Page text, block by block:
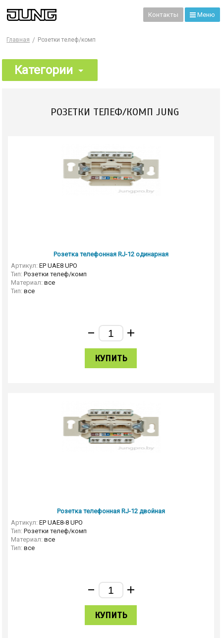
Контакты Меню
Главная Розетки телеф/комп
Категории
РОЗЕТКИ ТЕЛЕФ/КОМП JUNG
Розетка телефонная RJ-12 одинарная
Артикул: EP UAE8 UPO
Тип: Розетки телеф/комп
Материал: все
Тип: все
КУПИТЬ
Розетка телефонная RJ-12 двойная
Артикул: EP UAE8-8 UPO
Тип: Розетки телеф/комп
Материал: все
Тип: все
КУПИТЬ